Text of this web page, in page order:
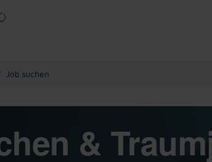
Job suchen
&